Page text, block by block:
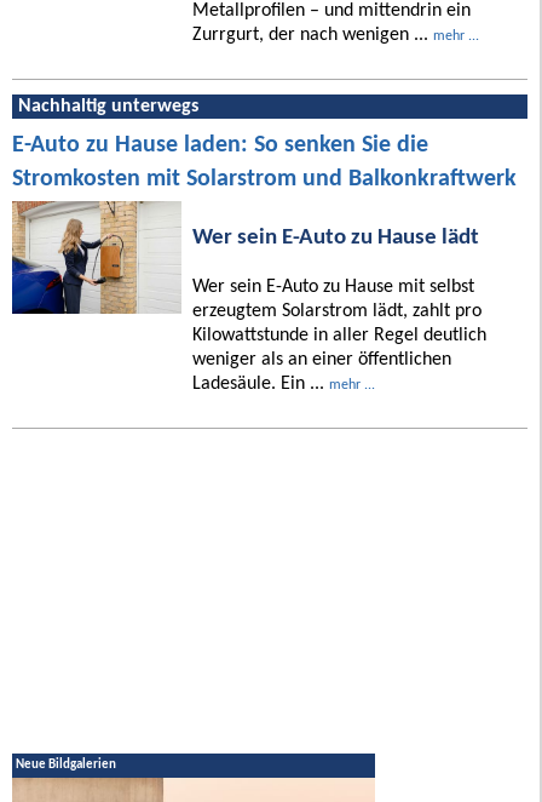
Metallprofilen – und mittendrin ein
Zurrgurt, der nach wenigen ... mehr ...
Nachhaltig unterwegs
E-Auto zu Hause laden: So senken Sie die
Stromkosten mit Solarstrom und Balkonkraftwerk
Wer sein E-Auto zu Hause lädt
Wer sein E-Auto zu Hause mit selbst
erzeugtem Solarstrom lädt, zahlt pro
Kilowattstunde in aller Regel deutlich
weniger als an einer öffentlichen
Ladesäule. Ein ... mehr ...
Neue Bildgalerien